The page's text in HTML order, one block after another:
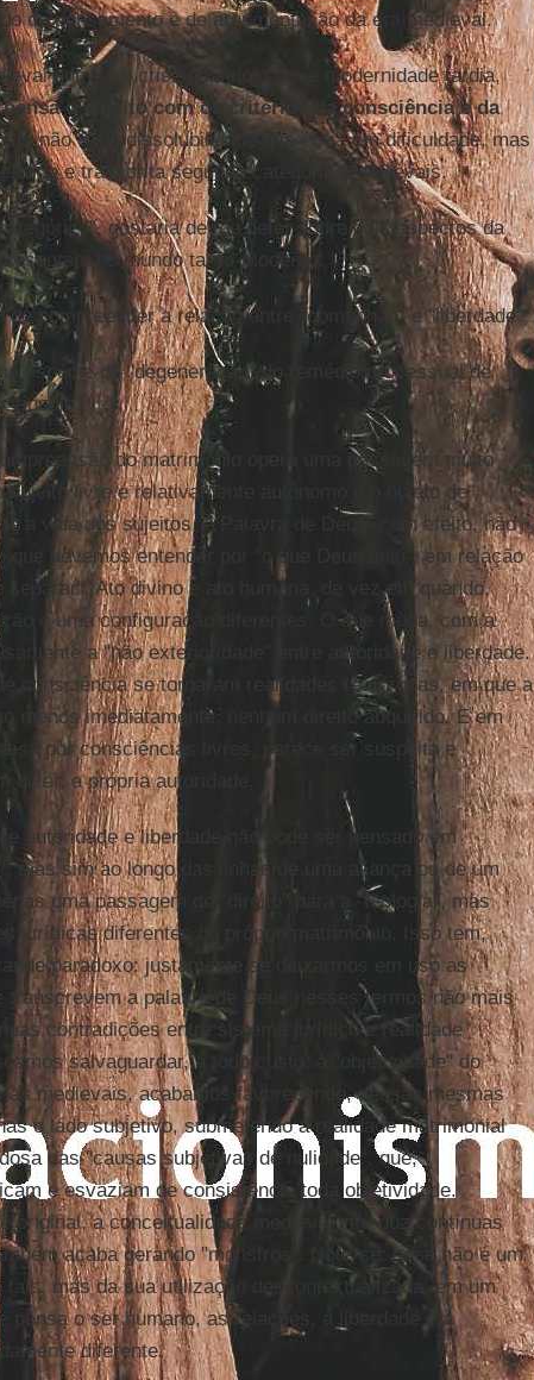
de pensamento e de argumentação da era medieval.
entra em crise quando, com a modernidade tardia,
o sujeito com os critérios da consciência e da
não é a indissolubilidade que entra em dificuldade, mas
e transcrita segundo categorias medievais.
gostaria de me deter sobre dois aspectos da
no mundo tardo-moderno:
de compreender a relação entre "comunhão" e "liberdade";
espécie de "degeneração" do remédio processual de
vínculo.
do matrimônio opera uma passagem muito
sujeito livre e relativamente autônomo e o objeto de
a vida dos sujeitos. A Palavra de Deus, com efeito, não
que devemos entender por "o que Deus uniu", em relação
separar". Ato divino e ato humana, de vez em quando,
e uma configuração diferentes. O que muda, com a
a "não exterioridade" entre autoridade e liberdade.
consciência se tornaram realidades recíprocas, em que a
menos imediatamente, nenhum direito adquirido. E em
por consciências livres, parece ser suspeita e
dizer, a própria autoridade.
autoridade e liberdade não pode ser pensado em
mas sim ao longo das linhas de uma aliança ou de um
uma passagem do "direito" para a "teologia", mas
jurídicas diferentes do próprio matrimônio. Isso tem,
paradoxo: justamente se deixarmos em uso as
transcrevem a palavra de Deus nesses termos não mais
contradições entre sistema jurídico e realidade
salvaguardar, a todo custo, a "objetividade" do
medievais, acabamos favorecendo, dessas mesmas
o lado subjetivo, submetendo a realidade matrimonial
das "causas subjetivas de nulidade", que,
e esvaziam de consistência toda objetividade.
original, a conceitualidade medieval introduz contínuas
acaba gerando "monstros". Note-se: esse não é um
tais, mas da sua utilização descontextualizada, em um
pensa o ser humano, as relações, a liberdade e a
diferente.